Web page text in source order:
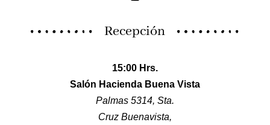
Recepción
15:00 Hrs.
Salón Hacienda Buena Vista
Palmas 5314, Sta.
Cruz Buenavista,